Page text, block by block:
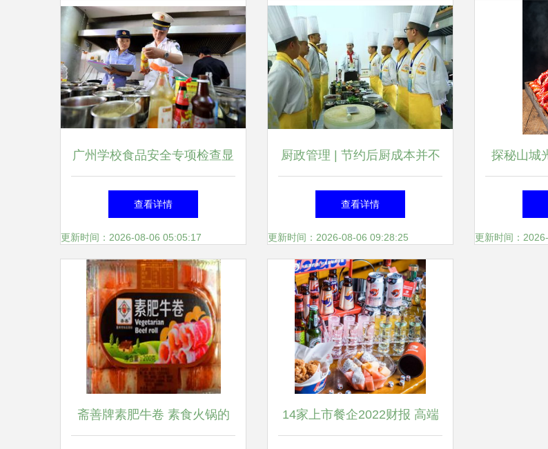
广州学校食品安全专项检查显
成效 约96%问题已整改合格
查看详情
更新时间：2026-08-06 05:05:17
厨政管理 | 节约后厨成本并不
难，这六招足矣！
查看详情
更新时间：2026-08-06 09:28:25
探秘山城
吃街的美
更新时间：
斋善牌素肥牛卷 素食火锅的 14家上市餐企2022财报 高端